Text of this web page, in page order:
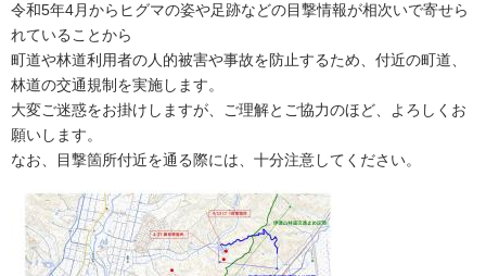
令和5年4月からヒグマの姿や足跡などの目撃情報が相次いで寄せら
れていることから
町道や林道利用者の人的被害や事故を防止するため、付近の町道、
林道の交通規制を実施します。
大変ご迷惑をお掛けしますが、ご理解とご協力のほど、よろしくお
願いします。
なお、​目撃箇所付近を通る際には、十分注意してください。